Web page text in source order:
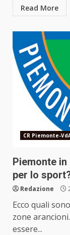
Read More
CR Piemonte-
Piemonte
per lo
Redazione
Ecco quali
zone
essere...